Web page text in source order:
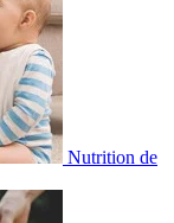
Nutrition de